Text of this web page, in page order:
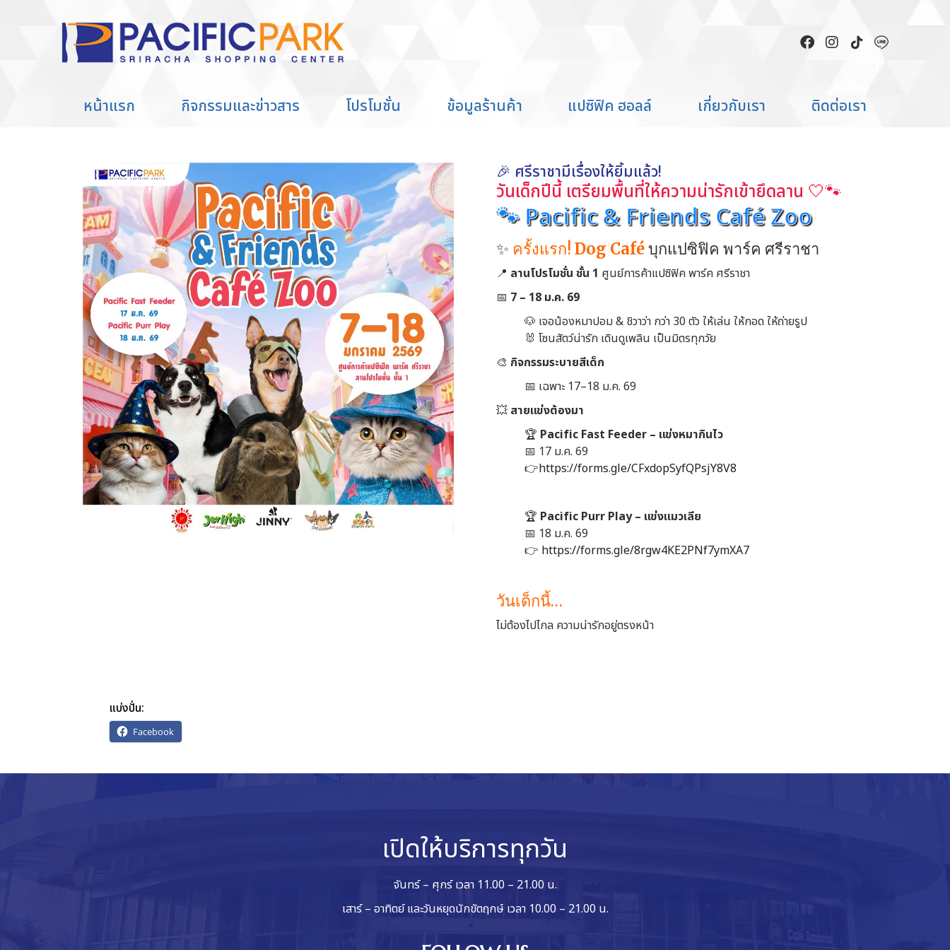
หน้าแรก กิจกรรมและข่าวสาร โปรโมชั่น ข้อมูลร้านค้า แปซิฟิค ฮอลล์ เกี่ยวกับเรา ติดต่อเรา
🎉 ศรีราชามีเรื่องให้ยิ้มแล้ว!
วันเด็กปีนี้ เตรียมพื้นที่ให้ความน่ารักเข้ายึดลาน 🤍🐾
🐾 Pacific & Friends Café Zoo
✨ ครั้งแรก! Dog Café บุกแปซิฟิค พาร์ค ศรีราชา
📍 ลานโปรโมชั่น ชั้น 1 ศูนย์การค้าแปซิฟิค พาร์ค ศรีราชา
📅 7 – 18 ม.ค. 69
🐶 เจอน้องหมาปอม & ชิวาว่า กว่า 30 ตัว ให้เล่น ให้กอด ให้ถ่ายรูป
🐰 โซนสัตว์น่ารัก เดินดูเพลิน เป็นมิตรทุกวัย
🎨 กิจกรรมระบายสีเด็ก
📅 เฉพาะ 17–18 ม.ค. 69
💥 สายแข่งต้องมา
🏆 Pacific Fast Feeder – แข่งหมากินไว
📅 17 ม.ค. 69
👉https://forms.gle/CFxdopSyfQPsjY8V8
🏆 Pacific Purr Play – แข่งแมวเลีย
📅 18 ม.ค. 69
👉 https://forms.gle/8rgw4KE2PNf7ymXA7
วันเด็กนี้…
ไม่ต้องไปไกล ความน่ารักอยู่ตรงหน้า
แบ่งปั่น:
Facebook
เปิดให้บริการทุกวัน
จันทร์ – ศุกร์ เวลา 11.00 – 21.00 น.
เสาร์ – อาทิตย์ และวันหยุดนักขัตฤกษ์ เวลา 10.00 – 21.00 น.